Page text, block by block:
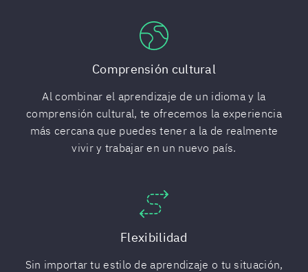
Comprensión cultural
Al combinar el aprendizaje de un idioma y la
comprensión cultural, te ofrecemos la experiencia
más cercana que puedes tener a la de realmente
vivir y trabajar en un nuevo país.
Flexibilidad
Sin importar tu estilo de aprendizaje o tu situación,